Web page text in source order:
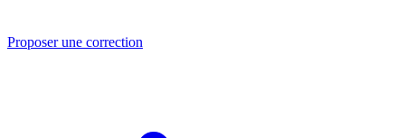
Proposer une correction